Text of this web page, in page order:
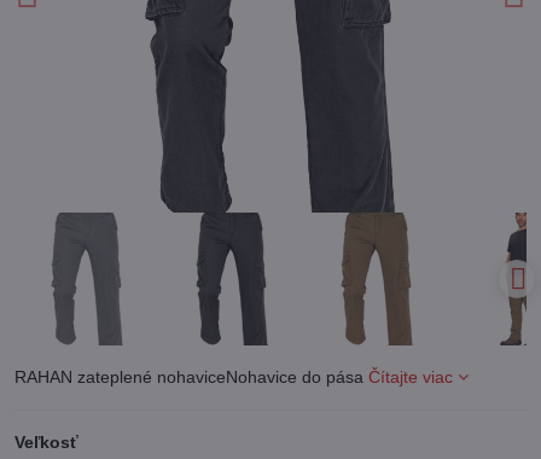
RAHAN zateplené nohaviceNohavice do pása Čítajte viac
Veľkosť